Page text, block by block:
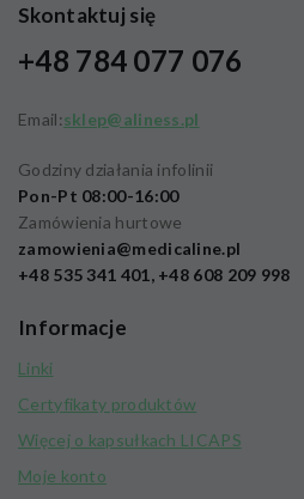
Skontaktuj się
+48 784 077 076
Email:sklep@aliness.pl
Godziny działania infolinii
Pon-Pt 08:00-16:00
Zamówienia hurtowe
zamowienia@medicaline.pl
+48 535 341 401, +48 608 209 998
Informacje
Linki
Certyfikaty produktów
Więcej o kapsułkach LICAPS
Moje konto